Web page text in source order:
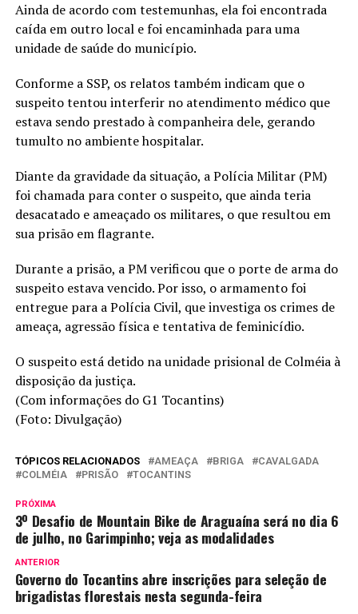
Ainda de acordo com testemunhas, ela foi encontrada
caída em outro local e foi encaminhada para uma
unidade de saúde do município.
Conforme a SSP, os relatos também indicam que o
suspeito tentou interferir no atendimento médico que
estava sendo prestado à companheira dele, gerando
tumulto no ambiente hospitalar.
Diante da gravidade da situação, a Polícia Militar (PM)
foi chamada para conter o suspeito, que ainda teria
desacatado e ameaçado os militares, o que resultou em
sua prisão em flagrante.
Durante a prisão, a PM verificou que o porte de arma do
suspeito estava vencido. Por isso, o armamento foi
entregue para a Polícia Civil, que investiga os crimes de
ameaça, agressão física e tentativa de feminicídio.
O suspeito está detido na unidade prisional de Colméia à
disposição da justiça.
(Com informações do G1 Tocantins)
(Foto: Divulgação)
TÓPICOS RELACIONADOS AMEAÇA BRIGA
CAVALGADA
COLMÉIA
PRISÃO TOCANTINS
PRÓXIMA
3º Desafio de Mountain Bike de Araguaína será no dia 6
de julho, no Garimpinho; veja as modalidades
ANTERIOR
Governo do Tocantins abre inscrições para seleção de
brigadistas florestais nesta segunda-feira